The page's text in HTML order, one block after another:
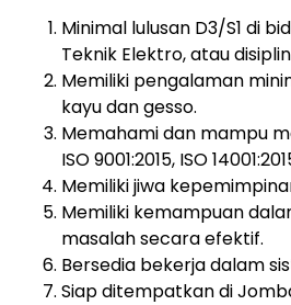
Minimal lulusan D3/S1 di
Teknik Elektro, atau
Memiliki pengalaman
kayu dan gesso.
Memahami dan mampu
ISO 9001:2015, ISO
Memiliki jiwa
Memiliki kemampuan
masalah secara efektif.
Bersedia bekerja dalam
Siap ditempatkan di